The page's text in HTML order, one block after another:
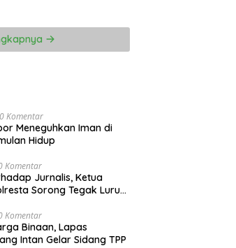
0 Komentar
Meneguhkan Iman di
Hidup
Komentar
Jurnalis, Ketua
Sorong Tegak Lurus
Komentar
Binaan, Lapas
Intan Gelar Sidang TPP